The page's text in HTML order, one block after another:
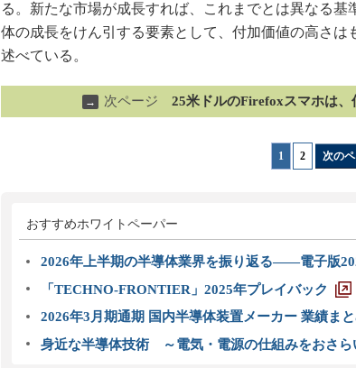
る。新たな市場が成長すれば、これまでとは異なる基
体の成長をけん引する要素として、付加価値の高さは
述べている。
→ 次ページ 25米ドルのFirefoxスマホは
1 2 次の
おすすめホワイトペーパー
2026年上半期の半導体業界を振り返る――電子版
「TECHNO-FRONTIER」2025年プレイバック
2026年3月期通期 国内半導体装置メーカー 業績ま
身近な半導体技術 ～電気・電源の仕組みをおさら